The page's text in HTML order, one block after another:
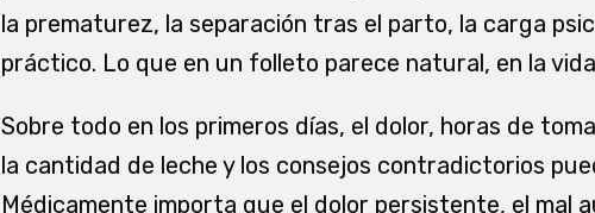
la prematurez, la separación tras el parto, la carga
práctico. Lo que en un folleto parece natural, en la
Sobre todo en los primeros días, el dolor, horas de
la cantidad de leche y los consejos contradictorios
Médicamente importa que el dolor persistente, el mal